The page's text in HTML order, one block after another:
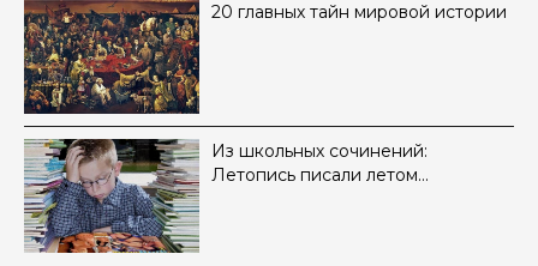
20 главных тайн мировой истории
Из школьных сочинений:
Летопись писали летом…